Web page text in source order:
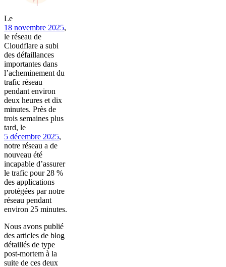
Le
18 novembre 2025,
le réseau de
Cloudflare a subi
des défaillances
importantes dans
l’acheminement du
trafic réseau
pendant environ
deux heures et dix
minutes. Près de
trois semaines plus
tard, le
5 décembre 2025,
notre réseau a de
nouveau été
incapable d’assurer
le trafic pour 28 %
des applications
protégées par notre
réseau pendant
environ 25 minutes.
Nous avons publié
des articles de blog
détaillés de type
post-mortem à la
suite de ces deux